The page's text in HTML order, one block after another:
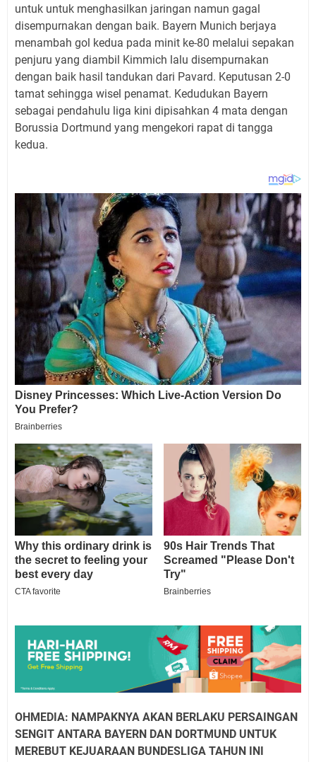
untuk untuk menghasilkan jaringan namun gagal
disempurnakan dengan baik. Bayern Munich berjaya
menambah gol kedua pada minit ke-80 melalui sepakan
penjuru yang diambil Kimmich lalu disempurnakan
dengan baik hasil tandukan dari Pavard. Keputusan 2-0
tamat sehingga wisel penamat. Kedudukan Bayern
sebagai pendahulu liga kini dipisahkan 4 mata dengan
Borussia Dortmund yang mengekori rapat di tangga
kedua.
OHMEDIA: NAMPAKNYA AKAN BERLAKU PERSAINGAN
SENGIT ANTARA BAYERN DAN DORTMUND UNTUK
MEREBUT KEJUARAAN BUNDESLIGA TAHUN INI